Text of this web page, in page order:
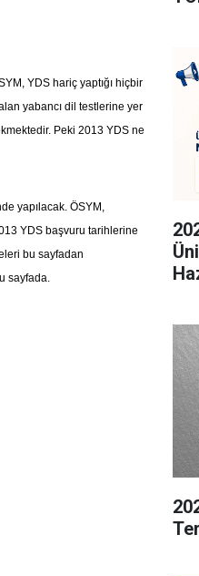
YDS hariç yaptığı hiçbir
yabancı dil testlerine yer
Peki 2013 YDS ne
yapılacak. ÖSYM,
YDS başvuru tarihlerine
bu sayfadan
sayfada.